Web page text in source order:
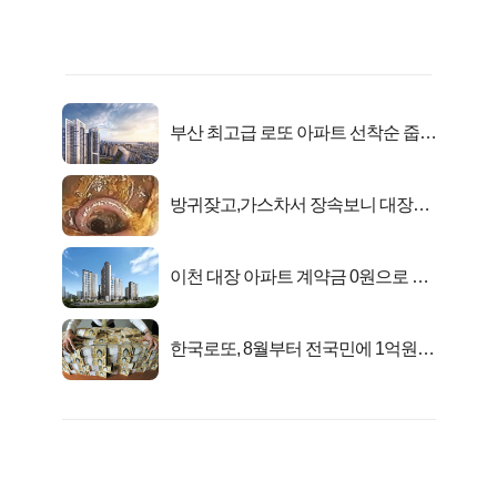
부산 최고급 로또 아파트 선착순 줍줍
방귀잦고,가스차서 장속보니 대장이
이천 대장 아파트 계약금 0원으로 내
한국로또, 8월부터 전국민에 1억원씩